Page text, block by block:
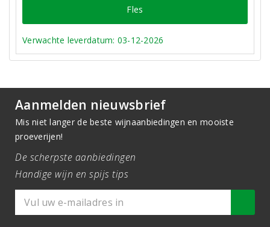
Fles
Verwachte leverdatum: 03-12-2026
Aanmelden nieuwsbrief
Mis niet langer de beste wijnaanbiedingen en mooiste
proeverijen!
De scherpste aanbiedingen
Handige wijn en spijs tips